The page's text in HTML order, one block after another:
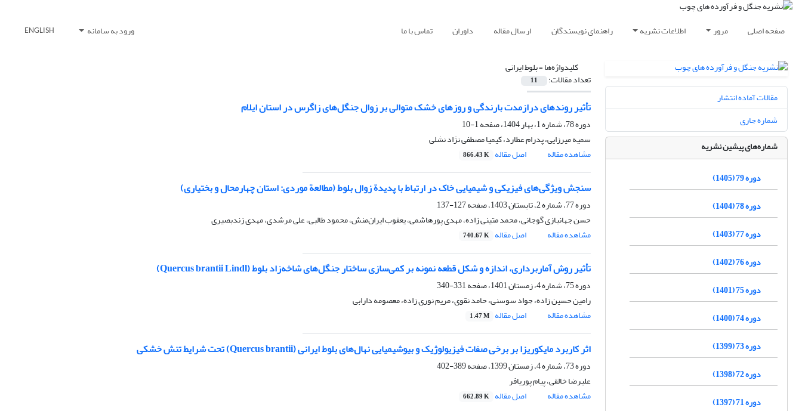
صفحه اصلی مرور اطلاعات نشریه راهنمای نویسندگان ارسال مقاله داوران تماس با ما ورود به سامانه ENGLISH
کلیدواژه‌ها =بلوط ایرانی
تعداد مقالات: 11
تأثیر روندهای درازمدت بارندگی و روزهای خشک متوالی بر زوال جنگل‌های زاگرس در استان ایلام
دوره 78، شماره 1، بهار 1404، صفحه
1-10
سمیه میرزایی، پدرام عطارد، کیمیا مصطفی نژاد نشلی
مشاهده مقاله
اصل مقاله 866.43 K
سنجش ویژگی‌های فیزیکی و شیمیایی خاک در ارتباط با پدیدة زوال بلوط (مطالعة موردی: استان چهارمحال و بختیاری)
دوره 77، شماره 2، تابستان 1403، صفحه
127-137
حسن جهانبازی گوجانی، محمد متینی زاده، مهدی پورهاشمی، یعقوب ایران‌منش، محمود طالبی، علی مرشدی، مهدی زندبصیری
مشاهده مقاله
اصل مقاله 740.67 K
تأثیر روش آماربرداری، اندازه و شکل قطعه نمونه بر کمی‌سازی ساختار جنگل‌های شاخه‌زاد بلوط (Quercus brantii Lindl)
دوره 75، شماره 4، زمستان 1401، صفحه
331-340
رامین حسین زاده، جواد سوسنی، حامد نقوی، مریم نوری زاده، معصومه دارابی
مشاهده مقاله
اصل مقاله 1.47 M
اثر کاربرد مایکوریزا بر برخی صفات فیزیولوژیک و بیوشیمیایی نهال‌های بلوط ایرانی (Quercus brantii) تحت شرایط تنش خشکی
دوره 73، شماره 4، زمستان 1399، صفحه
389-402
علیرضا خالقی، پیام پوریافر
مشاهده مقاله
اصل مقاله 662.89 K
مقالات آماده انتشار
شماره جاری
شماره‌های پیشین نشریه
دوره 79 (1405)
دوره 78 (1404)
دوره 77 (1403)
دوره 76 (1402)
دوره 75 (1401)
دوره 74 (1400)
دوره 73 (1399)
دوره 72 (1398)
دوره 71 (1397)